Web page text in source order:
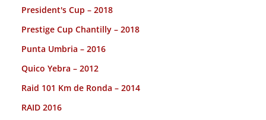
President's Cup – 2018
Prestige Cup Chantilly – 2018
Punta Umbria – 2016
Quico Yebra – 2012
Raid 101 Km de Ronda – 2014
RAID 2016